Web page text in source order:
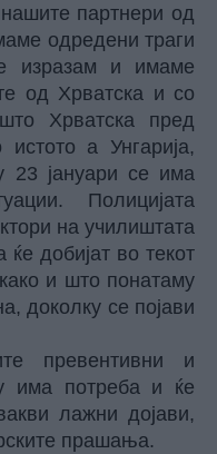
партнери од
одредени траги
изразам и имаме
од Хрватска и со
Хрватска пред
а Унгарија,
23 јануари се има
Полицијата
на училиштата
ќе добијат во текот
и што понатаму
доколку се појави
превентивни и
има потреба и ќе
лажни дојави,
прашања.